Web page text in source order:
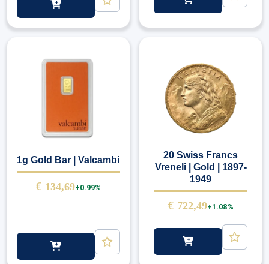
1g Gold Bar | Valcambi
€ 134,69+0.99%
20 Swiss Francs
Vreneli | Gold | 1897-
1949
€ 722,49+1.08%